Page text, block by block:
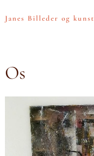
Janes Billeder og kunst
Os